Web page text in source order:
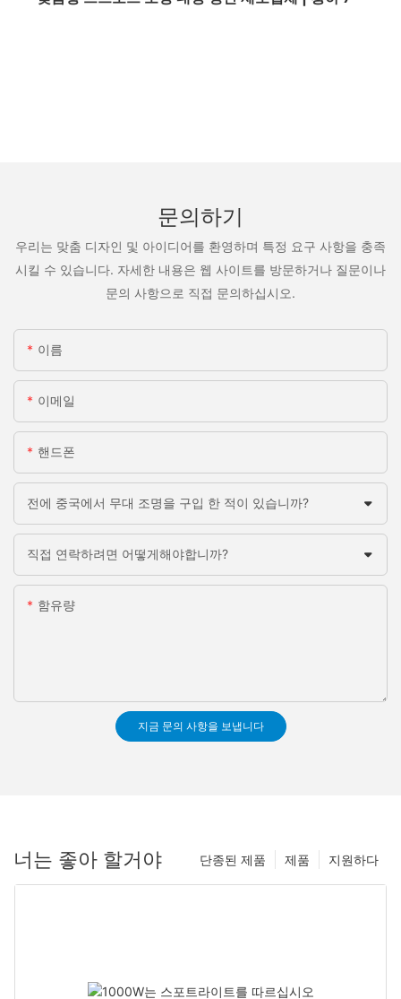
문의하기
우리는 맞춤 디자인 및 아이디어를 환영하며 특정 요구 사항을 충족
시킬 수 있습니다. 자세한 내용은 웹 사이트를 방문하거나 질문이나
문의 사항으로 직접 문의하십시오.
이름
이메일
핸드폰
전에 중국에서 무대 조명을 구입 한 적이 있습니까?
직접 연락하려면 어떻게해야합니까?
함유량
지금 문의 사항을 보냅니다
너는 좋아 할거야 지원하다
제품
단종된 제품